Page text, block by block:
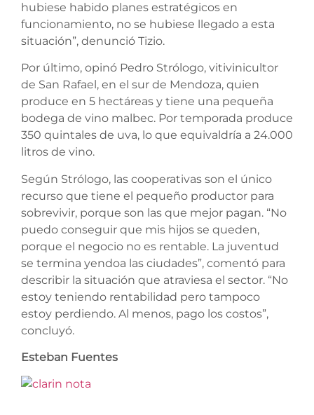
hubiese habido planes estratégicos en
funcionamiento, no se hubiese llegado a esta
situación”, denunció Tizio.
Por último, opinó Pedro Strólogo, vitivinicultor
de San Rafael, en el sur de Mendoza, quien
produce en 5 hectáreas y tiene una pequeña
bodega de vino malbec. Por temporada produce
350 quintales de uva, lo que equivaldría a 24.000
litros de vino.
Según Strólogo, las cooperativas son el único
recurso que tiene el pequeño productor para
sobrevivir, porque son las que mejor pagan. “No
puedo conseguir que mis hijos se queden,
porque el negocio no es rentable. La juventud
se termina yendoa las ciudades”, comentó para
describir la situación que atraviesa el sector. “No
estoy teniendo rentabilidad pero tampoco
estoy perdiendo. Al menos, pago los costos”,
concluyó.
Esteban Fuentes